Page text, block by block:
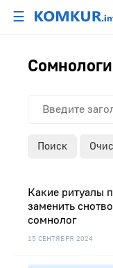
☰
Поиск
15 СЕНТЯБРЯ 2024
Какие ритуалы
заменить
сомнолог